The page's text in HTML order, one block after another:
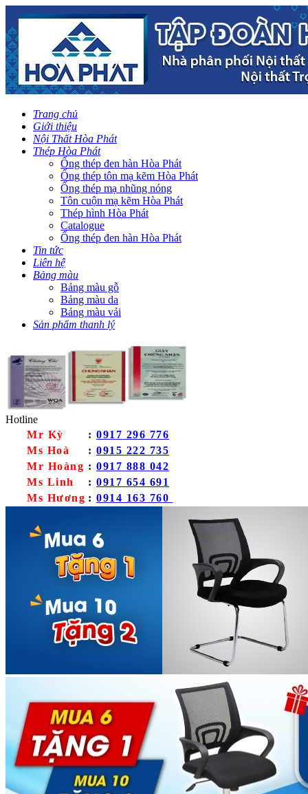
Trang chủ
Giới thiệu
Nội Thất Hòa Phát
Thép Hòa Phát
Ống thép đen hàn Hòa Phát
Ống thép tôn mạ kẽm Hòa Phát
Ống thép mạ nhũng nóng
Tôn cuộn mạ kẽm Hòa Phát
Thép hình Hòa Phát
Catalogue
Ống thép đen hàn Hòa Phát
Tin tức
Liên hệ
Bảng màu
Bảng màu gỗ
Bảng màu da
Bảng màu vải
Sản phẩm thanh lý
Hotline
Mr Kỳ
: 0917 296 776
Ms Hoà
: 0915 222 735
Mr Hoàng : 0917 888 042
Ms Linh
: 0917 654 691
Ms Hương : 0914 163 760